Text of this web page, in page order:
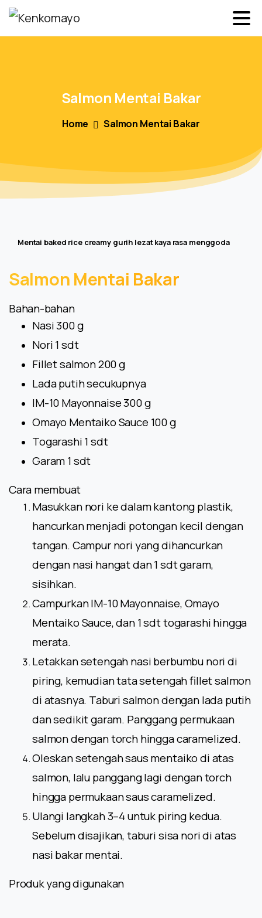
Salmon Mentai Bakar
Home Salmon Mentai Bakar
Mentai baked rice creamy gurih lezat kaya rasa menggoda
Salmon Mentai Bakar
Bahan-bahan
Nasi 300 g
Nori 1 sdt
Fillet salmon 200 g
Lada putih secukupnya
IM-10 Mayonnaise300 g
Omayo Mentaiko Sauce 100 g
Togarashi 1 sdt
Garam 1 sdt
Cara membuat
Masukkan nori ke dalam kantong plastik,
hancurkan menjadi potongan kecil dengan
tangan. Campur nori yang dihancurkan
dengan nasi hangat dan 1 sdt garam,
sisihkan.
Campurkan IM-10 Mayonnaise, Omayo
Mentaiko Sauce, dan 1 sdt togarashi hingga
merata.
Letakkan setengah nasi berbumbu nori di
piring, kemudian tata setengah fillet salmon
di atasnya. Taburi salmon dengan lada putih
dan sedikit garam. Panggang permukaan
salmon dengan torch hingga caramelized.
Oleskan setengah saus mentaiko di atas
salmon, lalu panggang lagi dengan torch
hingga permukaan saus caramelized.
Ulangi langkah 3–4 untuk piring kedua.
Sebelum disajikan, taburi sisa nori di atas
nasi bakar mentai.
Produk yang digunakan